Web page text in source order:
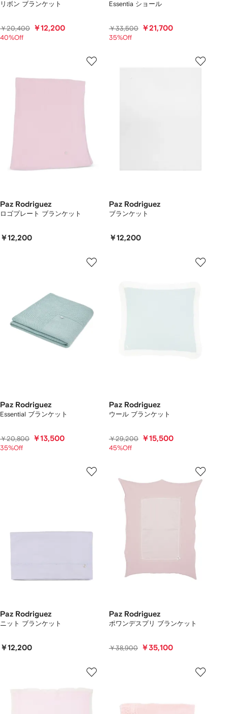
リボン ブランケット
￥20,400 ￥12,200
40%Off
Essentia ショール
￥33,500 ￥21,700
35%Off
Paz Rodriguez
ロゴプレート ブランケット
￥12,200
Paz Rodriguez
ブランケット
￥12,200
Paz Rodriguez
Essential ブランケット
￥20,800 ￥13,500
35%Off
Paz Rodriguez
ウール ブランケット
￥29,200 ￥15,500
45%Off
Paz Rodriguez
ニット ブランケット
￥12,200
Paz Rodriguez
ポワンデスプリ ブランケット
￥38,900 ￥35,100